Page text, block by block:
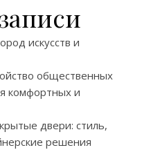
искусств и
общественных
комфортных и
двери: стиль,
решения